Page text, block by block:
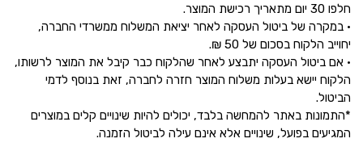
חלפו 30 יום מתאריך רכישת המוצר.
• במקרה של ביטול העסקה לאחר יציאת המשלוח ממשרדי החברה,
יחוייב הלקוח בסכום של 50 ₪.
• אם ביטול העסקה יתבצע לאחר שהלקוח כבר קיבל את המוצר לרשותו,
הלקוח יישא בעלות משלוח המוצר חזרה לחברה, זאת בנוסף לדמי
הביטול.
*התמונות באתר להמחשה בלבד, יכולים להיות שינויים קלים במוצרים
המגיעים בפועל, שינויים אלא אינם עילה לביטול הזמנה.